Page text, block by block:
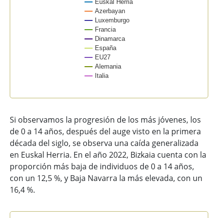
Euskal Herria
Azerbayan
Luxemburgo
Francia
Dinamarca
España
EU27
Alemania
Italia
Si observamos la progresión de los más jóvenes, los
de 0 a 14 años, después del auge visto en la primera
década del siglo, se observa una caída generalizada
en Euskal Herria. En el año 2022, Bizkaia cuenta con la
proporción más baja de individuos de 0 a 14 años,
con un 12,5 %, y Baja Navarra la más elevada, con un
16,4 %.